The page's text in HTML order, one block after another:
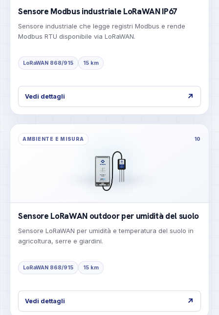
Sensore Modbus industriale LoRaWAN IP67
Sensore industriale che legge registri Modbus e rende
Modbus RTU disponibile via LoRaWAN.
LoRaWAN 868/915 15 km
Vedi dettagli ↗
AMBIENTE E MISURA 10
Sensore LoRaWAN outdoor per umidità del suolo
Sensore LoRaWAN per umidità e temperatura del suolo in
agricoltura, serre e giardini.
LoRaWAN 868/915 15 km
Vedi dettagli ↗